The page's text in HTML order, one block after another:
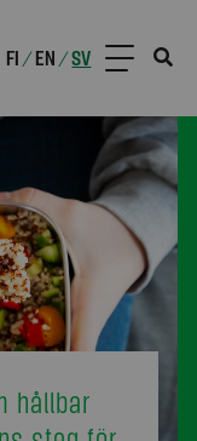
FI /EN /SV
hållbar